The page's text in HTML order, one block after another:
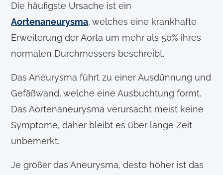
Die häufigste Ursache ist ein
Aortenaneurysma, welches eine krankhafte
Erweiterung der Aorta um mehr als 50% ihres
normalen Durchmessers beschreibt.
Das Aneurysma führt zu einer Ausdünnung und
Gefäßwand, welche eine Ausbuchtung formt.
Das Aortenaneurysma verursacht meist keine
Symptome, daher bleibt es über lange Zeit
unbemerkt.
Je größer das Aneurysma, desto höher ist das